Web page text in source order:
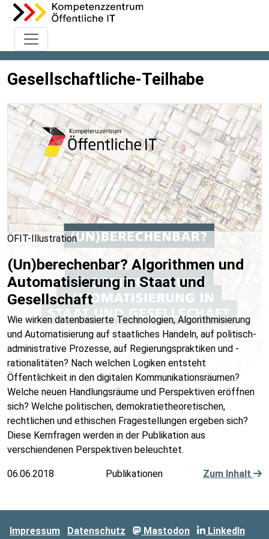
Gesellschaftliche-Teilhabe
ÖFIT-Illustration
(Un)berechenbar? Algorithmen und
Automatisierung in Staat und
Gesellschaft
Wie wirken datenbasierte Technologien, Algorithmisierung
und Automatisierung auf staatliches Handeln, auf politisch-
administrative Prozesse, auf Regierungspraktiken und -
rationalitäten? Nach welchen Logiken entsteht
Öffentlichkeit in den digitalen Kommunikationsräumen?
Welche neuen Handlungsräume und Perspektiven eröffnen
sich? Welche politischen, demokratietheoretischen,
rechtlichen und ethischen Fragestellungen ergeben sich?
Diese Kernfragen werden in der Publikation aus
verschiendenen Perspektiven beleuchtet.
06.06.2018 Publikationen Zum Inhalt
Impressum Datenschutz Mastodon LinkedIn